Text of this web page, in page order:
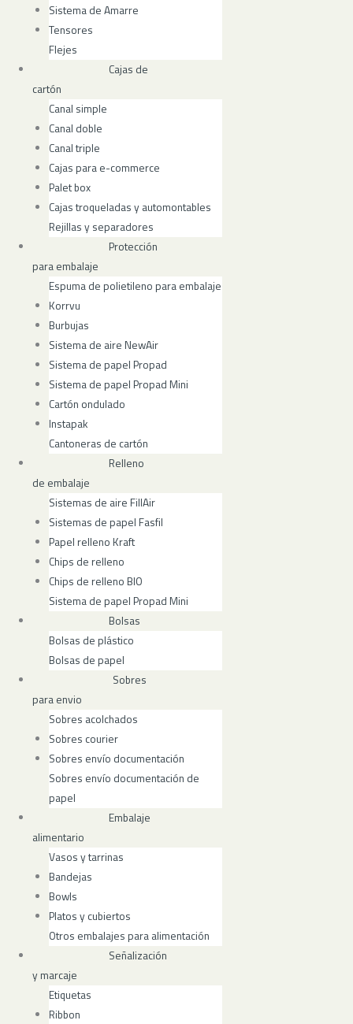
Sistema de Amarre
Tensores
Flejes
Cajas de
cartón
Canal simple
Canal doble
Canal triple
Cajas para e-commerce
Palet box
Cajas troqueladas y automontables
Rejillas y separadores
Protección
para embalaje
Espuma de polietileno para embalaje
Korrvu
Burbujas
Sistema de aire NewAir
Sistema de papel Propad
Sistema de papel Propad Mini
Cartón ondulado
Instapak
Cantoneras de cartón
Relleno
de embalaje
Sistemas de aire FillAir
Sistemas de papel Fasfil
Papel relleno Kraft
Chips de relleno
Chips de relleno BIO
Sistema de papel Propad Mini
Bolsas
Bolsas de plástico
Bolsas de papel
Sobres
para envio
Sobres acolchados
Sobres courier
Sobres envío documentación
Sobres envío documentación de
papel
Embalaje
alimentario
Vasos y tarrinas
Bandejas
Bowls
Platos y cubiertos
Otros embalajes para alimentación
Señalización
y marcaje
Etiquetas
Ribbon